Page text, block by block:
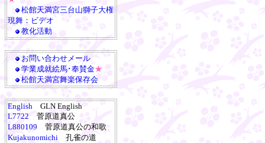
松館天満宮三台山獅子大権
現舞：ビデオ
教化活動
お問い合わせメール
学業成就絵馬･奉賛金★
松館天満宮舞楽保存会
English GLN English
L7722 菅原道真公
L880109 菅原道真公の和歌
Kujakunomichi 孔雀の道